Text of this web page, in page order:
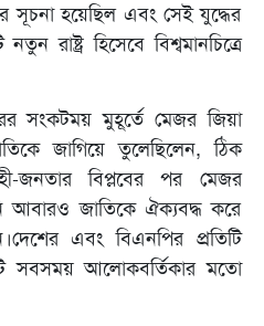
সূচনা হয়েছিল এবং সেই যুদ্ধের
রাষ্ট্র হিসেবে বিশ্বমানচিত্রে
সংকটময় মুহূর্তে মেজর জিয়া
জাগিয়ে তুলেছিলেন, ঠিক
জনতার বিপ্লবের পর মেজর
আবারও জাতিকে ঐক্যবদ্ধ করে
এবং বিএনপির প্রতিটি
সবসময় আলোকবর্তিকার মতো